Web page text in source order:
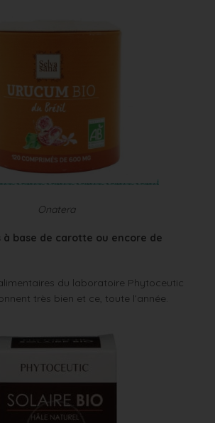
Onatera
à base de carotte ou encore de
du laboratoire Phytoceutic
très bien et ce, toute l’année.